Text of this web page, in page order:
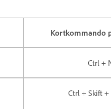
Kortkommando
Ctrl +
Ctrl + Skift